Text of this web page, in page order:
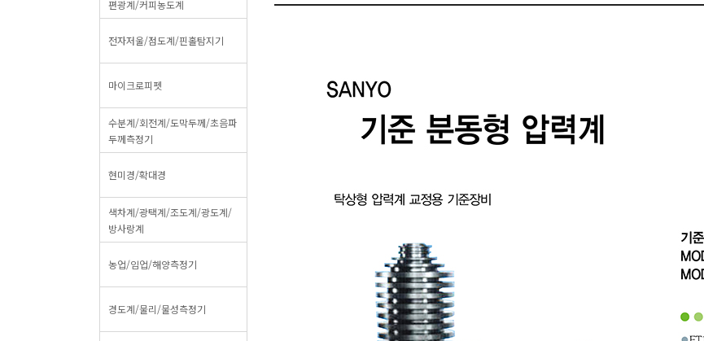
편광계/커피농도계
전자저울/점도계/핀홀탐지기
마이크로피펫
수분계/회전계/도막두께/초음파
두께측정기
현미경/확대경
색차계/광택계/조도계/광도계/
방사랑계
농업/임업/해양측정기
경도계/물리/물성측정기